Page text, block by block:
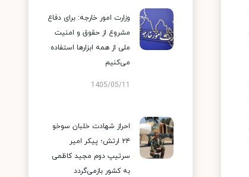
وزارت امور خارجه: برای دفاع
مشروع از حقوق و امنیت
ملی از همه ابزارها استفاده
می‌کنیم
1405/05/11
احراز شهادت خلبان سوخو
۲۴ ارتش؛ پیکر امیر
سرتیپ دوم مجید کاظمی
به کشور بازمی‌گردد